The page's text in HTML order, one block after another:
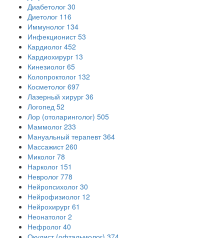
Диабетолог 30
Диетолог 116
Иммунолог 134
Инфекционист 53
Кардиолог 452
Кардиохирург 13
Кинезиолог 65
Колопроктолог 132
Косметолог 697
Лазерный хирург 36
Логопед 52
Лор (отоларинголог) 505
Маммолог 233
Мануальный терапевт 364
Массажист 260
Миколог 78
Нарколог 151
Невролог 778
Нейропсихолог 30
Нейрофизиолог 12
Нейрохирург 61
Неонатолог 2
Нефролог 40